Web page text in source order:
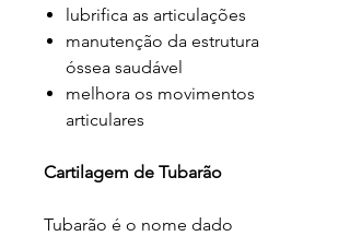
lubrifica as articulações
manutenção da estrutura
óssea saudável
melhora os movimentos
articulares
Cartilagem de Tubarão
Tubarão é o nome dado